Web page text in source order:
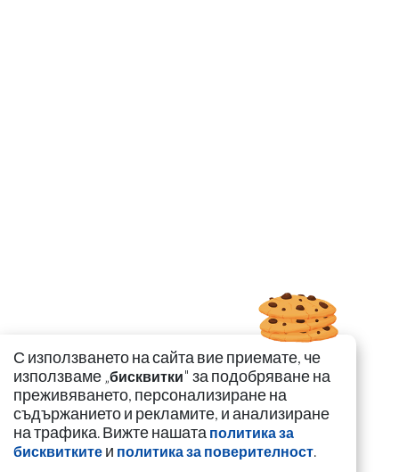
С използването на сайта вие приемате, че
използваме „бисквитки" за подобряване на
преживяването, персонализиране на
съдържанието и рекламите, и анализиране
на трафика. Вижте нашата политика за
бисквитките и политика за поверителност.